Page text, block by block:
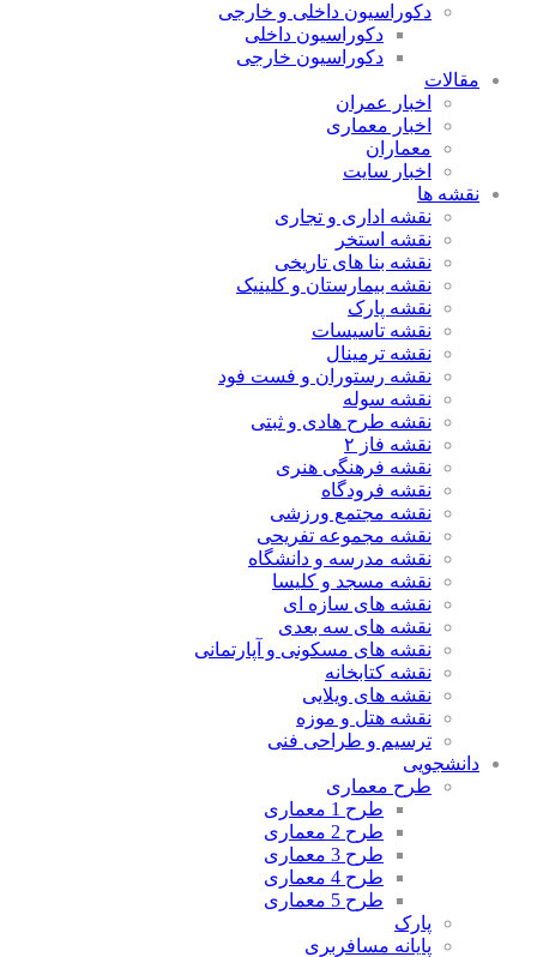
دکوراسیون داخلی و خارجی
دکوراسیون داخلی
دکوراسیون خارجی
مقالات
اخبار عمران
اخبار معماری
معماران
اخبار سایت
نقشه ها
نقشه اداری و تجاری
نقشه استخر
نقشه بنا های تاریخی
نقشه بیمارستان و کلینیک
نقشه پارک
نقشه تاسیسات
نقشه ترمینال
نقشه رستوران و فست فود
نقشه سوله
نقشه طرح هادی و ثبتی
نقشه فاز ۲
نقشه فرهنگی هنری
نقشه فرودگاه
نقشه مجتمع ورزشی
نقشه مجموعه تفریحی
نقشه مدرسه و دانشگاه
نقشه مسجد و کلیسا
نقشه های سازه ای
نقشه های سه بعدی
نقشه های مسکونی و آپارتمانی
نقشه کتابخانه
نقشه های ویلایی
نقشه هتل و موزه
ترسیم و طراحی فنی
دانشجویی
طرح معماری
طرح 1 معماری
طرح 2 معماری
طرح 3 معماری
طرح 4 معماری
طرح 5 معماری
پارک
پایانه مسافربری